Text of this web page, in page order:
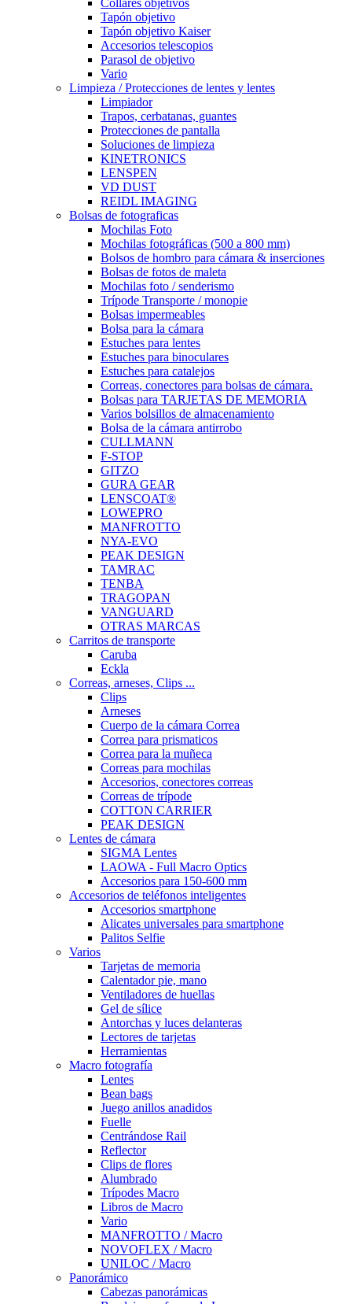
Collares objetivos
Tapón objetivo
Tapón objetivo Kaiser
Accesorios telescopios
Parasol de objetivo
Vario
Limpieza / Protecciones de lentes y lentes
Limpiador
Trapos, cerbatanas, guantes
Protecciones de pantalla
Soluciones de limpieza
KINETRONICS
LENSPEN
VD DUST
REIDL IMAGING
Bolsas de fotograficas
Mochilas Foto
Mochilas fotográficas (500 a 800 mm)
Bolsos de hombro para cámara & inserciones
Bolsas de fotos de maleta
Mochilas foto / senderismo
Trípode Transporte / monopie
Bolsas impermeables
Bolsa para la cámara
Estuches para lentes
Estuches para binoculares
Estuches para catalejos
Correas, conectores para bolsas de cámara.
Bolsas para TARJETAS DE MEMORIA
Varios bolsillos de almacenamiento
Bolsa de la cámara antirrobo
CULLMANN
F-STOP
GITZO
GURA GEAR
LENSCOAT®
LOWEPRO
MANFROTTO
NYA-EVO
PEAK DESIGN
TAMRAC
TENBA
TRAGOPAN
VANGUARD
OTRAS MARCAS
Carritos de transporte
Caruba
Eckla
Correas, arneses, Clips ...
Clips
Arneses
Cuerpo de la cámara Correa
Correa para prismaticos
Correa para la muñeca
Correas para mochilas
Accesorios, conectores correas
Correas de trípode
COTTON CARRIER
PEAK DESIGN
Lentes de cámara
SIGMA Lentes
LAOWA - Full Macro Optics
Accesorios para 150-600 mm
Accesorios de teléfonos inteligentes
Accesorios smartphone
Alicates universales para smartphone
Palitos Selfie
Varios
Tarjetas de memoria
Calentador pie, mano
Ventiladores de huellas
Gel de sílice
Antorchas y luces delanteras
Lectores de tarjetas
Herramientas
Macro fotografía
Lentes
Bean bags
Juego anillos anadidos
Fuelle
Centrándose Rail
Reflector
Clips de flores
Alumbrado
Trípodes Macro
Libros de Macro
Vario
MANFROTTO / Macro
NOVOFLEX / Macro
UNILOC / Macro
Panorámico
Cabezas panorámicas